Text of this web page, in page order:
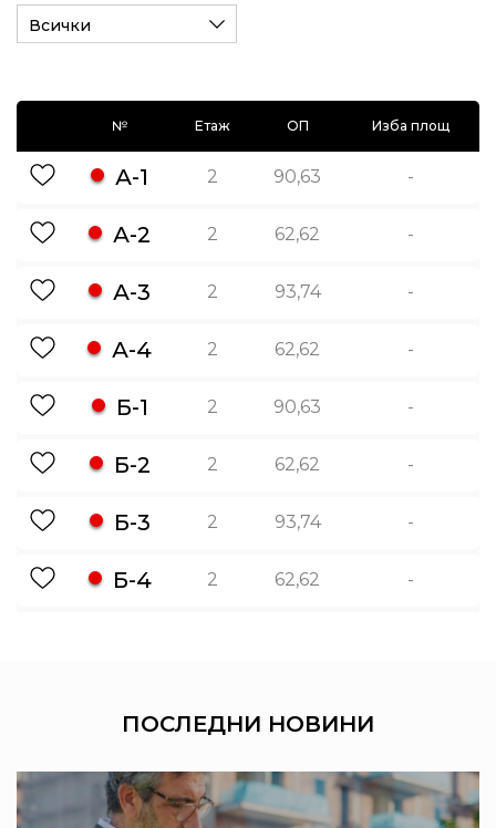
Всички
№ Етаж ОП Изба площ
А-1 2 90,63 -
А-2 2 62,62 -
А-3 2 93,74 -
А-4 2 62,62 -
Б-1 2 90,63 -
Б-2 2 62,62 -
Б-3 2 93,74 -
Б-4 2 62,62 -
ПОСЛЕДНИ НОВИНИ